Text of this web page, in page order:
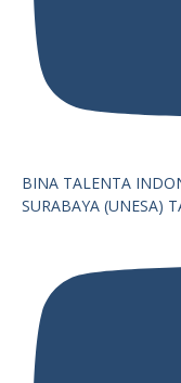
BINA TALENTA
SURABAYA (UNESA)